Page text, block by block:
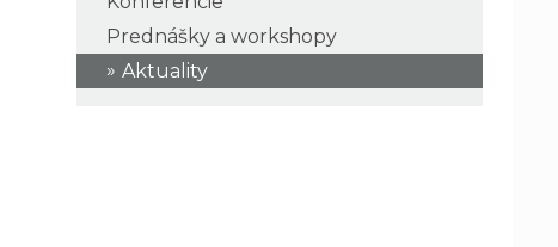
Prednášky a workshopy
Aktuality